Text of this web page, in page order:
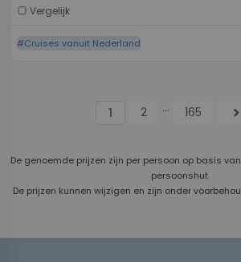
Vergelijk
#Cruises vanuit Nederland
1 2 ... 165 chevron_right
De genoemde prijzen zijn per persoon op basis
persoonshut.
De prijzen kunnen wijzigen en zijn onder